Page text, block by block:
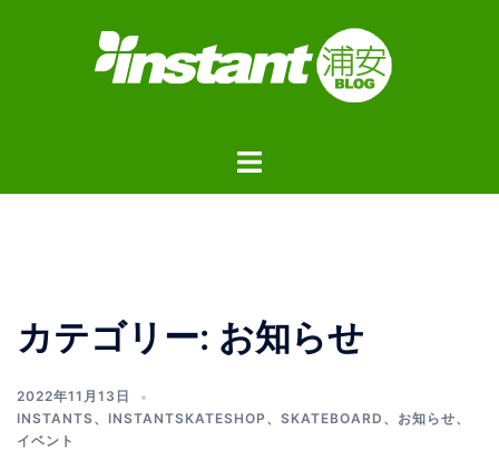
ト
ー
カテゴリー: お知らせ
2022年11月13日
INSTANTS、 INSTANTSKATESHOP 、 SKATEBOARD 、 お知らせ、
イベント